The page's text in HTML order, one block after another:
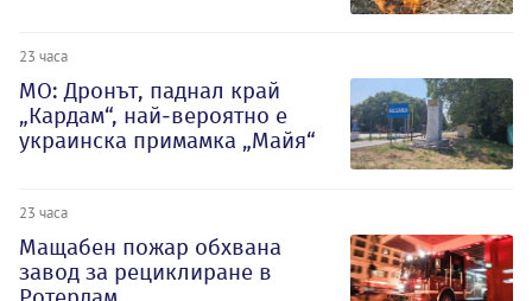
23 часа
МО: Дронът, паднал край
„Кардам“, най-вероятно е
украинска примамка „Майя“
23 часа
Мащабен пожар обхвана
завод за рециклиране в